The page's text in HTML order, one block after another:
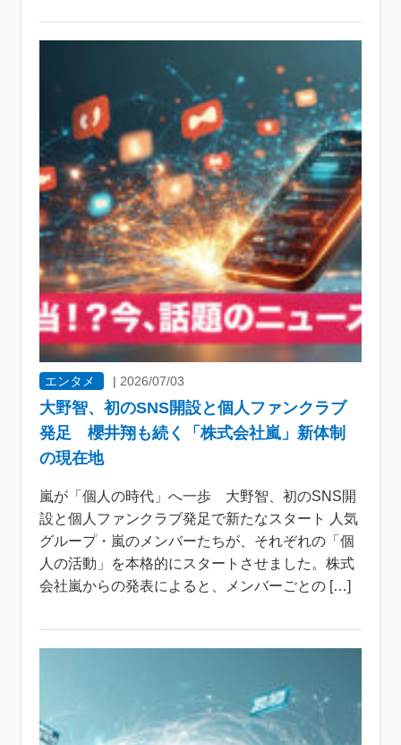
エンタメ | 2026/07/03
大野智、初のSNS開設と個人ファンクラブ
発足 櫻井翔も続く「株式会社嵐」新体制
の現在地
嵐が「個人の時代」へ一歩 大野智、初のSNS開
設と個人ファンクラブ発足で新たなスタート 人気
グループ・嵐のメンバーたちが、それぞれの「個
人の活動」を本格的にスタートさせました。株式
会社嵐からの発表によると、メンバーごとの […]